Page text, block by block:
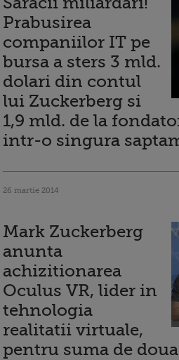
Prabusirea
companiilor IT pe
bursa a sters 3 mld.
dolari din contul
lui Zuckerberg si
1,9 mld. de la
intr-o singura
26 martie 2014
Mark Zuckerberg
anunta
achizitionarea
Oculus VR, lider in
tehnologia
realitatii virtuale,
pentru suma de